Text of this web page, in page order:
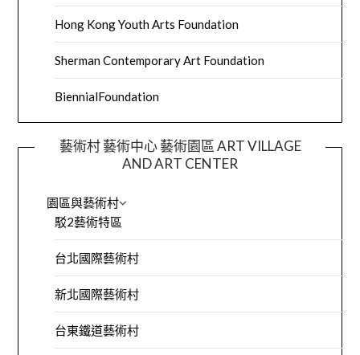
Hong Kong Youth Arts Foundation
Sherman Contemporary Art Foundation
BiennialFoundation
藝術村 藝術中心 藝術園區 ART VILLAGE
AND ART CENTER
園區與藝術村
駁2藝術特區
台北國際藝術村
新北國際藝術村
台東鐵道藝術村